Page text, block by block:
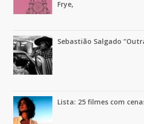
Frye,
Sebastião Salgado
Lista: 25 filmes com